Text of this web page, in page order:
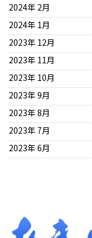
2024年 2月
2024年 1月
2023年 12月
2023年 11月
2023年 10月
2023年 9月
2023年 8月
2023年 7月
2023年 6月